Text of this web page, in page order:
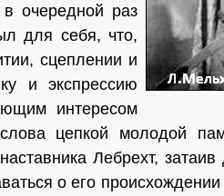
очередной раз
для себя, что,
сцеплении и
и экспрессию
интересом
цепкой молодой
Лебрехт,
о его